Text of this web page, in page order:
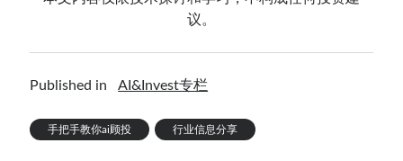
议。
Published in AI&Invest专栏
手把手教你ai顾投 行业信息分享